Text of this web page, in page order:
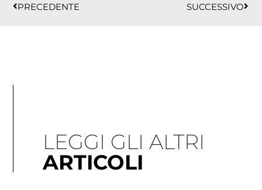
PRECEDENTE
SUCCESSIVO
LEGGI GLI ALTRI
ARTICOLI